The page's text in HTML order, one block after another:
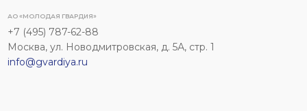
АО «МОЛОДАЯ ГВАРДИЯ»
+7 (495) 787-62-88
Москва, ул. Новодмитровская, д. 5А, стр. 1
info@gvardiya.ru